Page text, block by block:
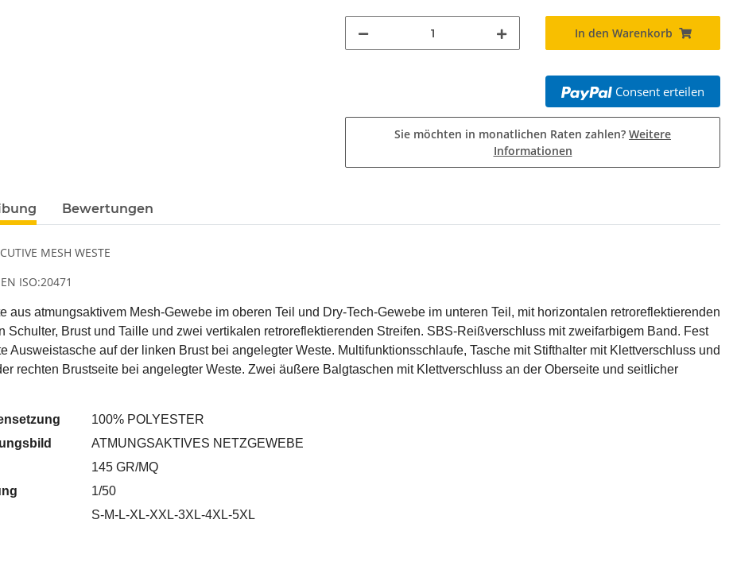
In den Warenkorb
Consent erteilen
Sie möchten in monatlichen Raten zahlen? Weitere
Informationen
Bewertungen
MESH WESTE
ISO:20471
aus atmungsaktivem Mesh-Gewebe im oberen Teil und Dry-Tech-Gewebe im unteren Teil, mit horizontalen retroreflektierenden
Schulter, Brust und Taille und zwei vertikalen retroreflektierenden Streifen. SBS-Reißverschluss mit zweifarbigem Band. Fest
Ausweistasche auf der linken Brust bei angelegter Weste. Multifunktionsschlaufe, Tasche mit Stifthalter mit Klettverschluss und
rechten Brustseite bei angelegter Weste. Zwei äußere Balgtaschen mit Klettverschluss an der Oberseite und seitlicher
100% POLYESTER
ATMUNGSAKTIVES NETZGEWEBE
145 GR/MQ
1/50
S-M-L-XL-XXL-3XL-4XL-5XL